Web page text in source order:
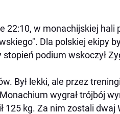
22:10, w monachijskiej hali
Dla polskiej ekipy
podium wskoczył
Był lekki, ale przez
wygrał trójbój
125 kg. Za nim zostali dwaj